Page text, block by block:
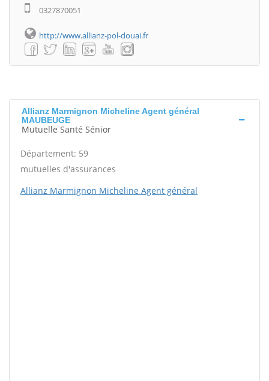
0327870051
http://www.allianz-pol-douai.fr
Allianz Marmignon Micheline Agent général
MAUBEUGE
Mutuelle Santé Sénior
Département: 59
mutuelles d'assurances
Allianz Marmignon Micheline Agent général